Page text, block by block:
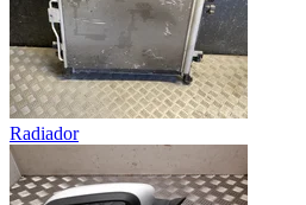
Radiador